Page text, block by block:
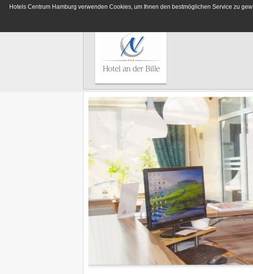
Centrum
Deutsches Haus
Elbbrücken Hotel
Hotel an der Bille
Hotel Seegarten
Hotels Centrum Hamburg verwenden Cookies, um Ihnen den bestmöglichen Service zu